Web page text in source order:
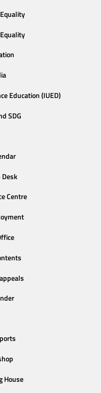
Education (IUED)
SDG
Centre
House